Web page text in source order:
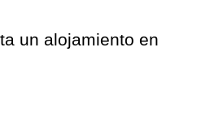
un alojamiento en